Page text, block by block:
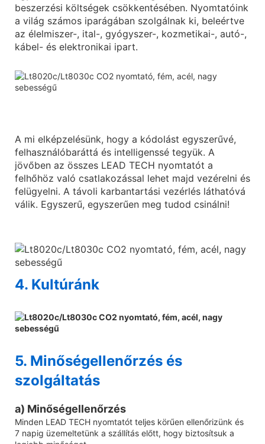
beszerzési költségek csökkentésében. Nyomtatóink
a világ számos iparágában szolgálnak ki, beleértve
az élelmiszer-, ital-, gyógyszer-, kozmetikai-, autó-,
kábel- és elektronikai ipart.
A mi elképzelésünk, hogy a kódolást egyszerűvé,
felhasználóbaráttá és intelligenssé tegyük. A
jövőben az összes LEAD TECH nyomtatót a
felhőhöz való csatlakozással lehet majd vezérelni és
felügyelni. A távoli karbantartási vezérlés láthatóvá
válik. Egyszerű, egyszerűen meg tudod csinálni!
4. Kultúránk
5. Minőségellenőrzés és
szolgáltatás
a) Minőségellenőrzés
Minden LEAD TECH nyomtatót teljes körűen ellenőrizünk és
7 napig üzemeltetünk a szállítás előtt, hogy biztosítsuk a